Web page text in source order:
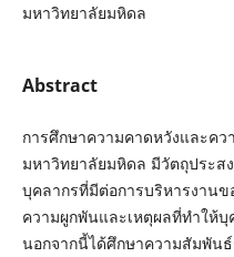
มหาวิทยาลัยมหิดล
Abstract
การศึกษาความคาดหวังและค
มหาวิทยาลัยมหิดล มีวัตถุประส
บุคลากรที่มีต่อการบริหารงาน
ความผูกพันและเหตุผลที่ทำให้
นอกจากนี้ได้ศึกษาความสัมพัน